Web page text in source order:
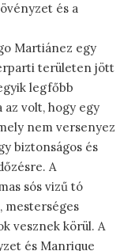
és a
Martiánez egy
területen jött
legfőbb
az volt, hogy egy
nem versenyez
biztonságos és
A
sós vizű tó
mesterséges
vesznek körül. A
és Manrique